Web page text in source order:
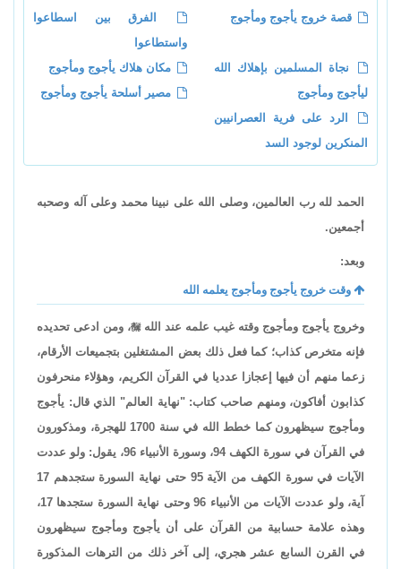
قصة خروج يأجوج ومأجوج
الفرق بين اسطاعوا
واستطاعوا
نجاة المسلمين بإهلاك الله
ليأجوج ومأجوج
مكان هلاك يأجوج ومأجوج
مصير أسلحة يأجوج ومأجوج
الرد على فرية العصرانيين
المنكرين لوجود السد
الحمد لله رب العالمين، وصلى الله على نبينا محمد وعلى آله وصحبه
أجمعين.
وبعد:
وقت خروج يأجوج ومأجوج يعلمه الله
وخروج يأجوج ومأجوج وقته غيب علمه عند الله، ومن ادعى تحديده
فإنه متخرص كذاب؛ كما فعل ذلك بعض المشتغلين بتجميعات الأرقام،
زعما منهم أن فيها إعجازا عدديا في القرآن الكريم، وهؤلاء منحرفون
كذابون أفاكون، ومنهم صاحب كتاب: "نهاية العالم" الذي قال: يأجوج
ومأجوج سيظهرون كما خطط الله في سنة 1700 للهجرة، ومذكورون
في القرآن في سورة الكهف 94، وسورة الأنبياء 96، يقول: ولو عددت
الآيات في سورة الكهف من الآية 95 حتى نهاية السورة ستجدهم 17
آية، ولو عددت الآيات من الأنبياء 96 وحتى نهاية السورة ستجدها 17،
وهذه علامة حسابية من القرآن على أن يأجوج ومأجوج سيظهرون
في القرن السابع عشر هجري، إلى آخر ذلك من الترهات المذكورة